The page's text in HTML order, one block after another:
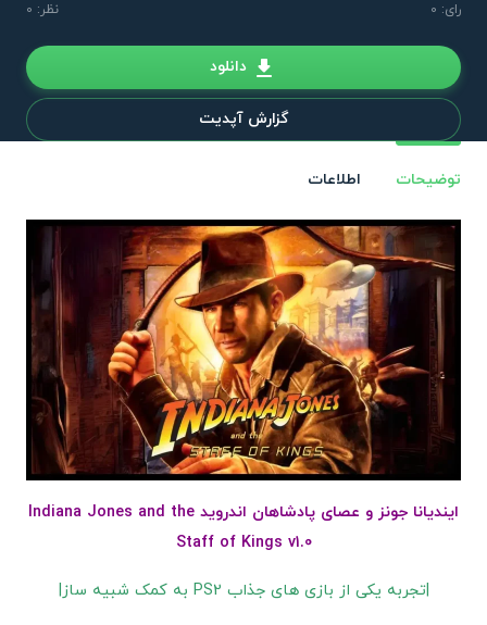
رای: 0 نظر: 0
دانلود
گزارش آپدیت
توضیحات اطلاعات
ایندیانا جونز و عصای پادشاهان اندروید Indiana Jones and the
Staff of Kings v1.0
|تجربه یکی از بازی های جذاب PS2 به کمک شبیه ساز‏|